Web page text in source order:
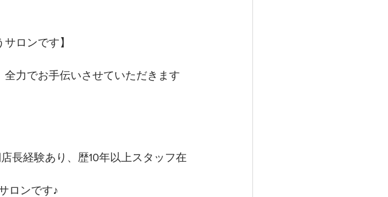
サロンです】
力でお手伝いさせていただきます
長経験あり、歴10年以上スタッフ在
ロンです♪